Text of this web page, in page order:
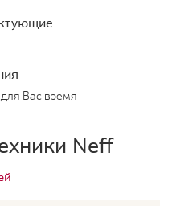
Вас время
Neff